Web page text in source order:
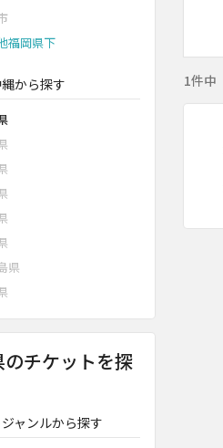
1件
福岡県下
から探す
県
のチケットを探
ャンルから探す